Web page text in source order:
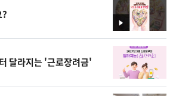
영
상
달라지는 '근로장려금'